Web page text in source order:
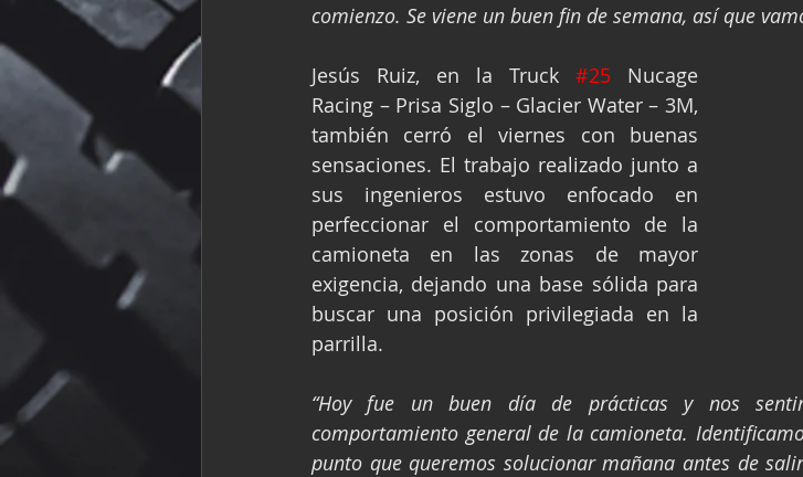
comienzo. Se viene un buen fin de semana, así que
Jesús Ruiz, en la Truck #25 Nucage
Racing – Prisa Siglo – Glacier Water – 3M,
también cerró el viernes con buenas
sensaciones. El trabajo realizado junto a
sus ingenieros estuvo enfocado en
perfeccionar el comportamiento de la
camioneta en las zonas de mayor
exigencia, dejando una base sólida para
buscar una posición privilegiada en la
parrilla.
“Hoy fue un buen día de prácticas y nos
comportamiento general de la camioneta.
punto que queremos solucionar mañana antes de